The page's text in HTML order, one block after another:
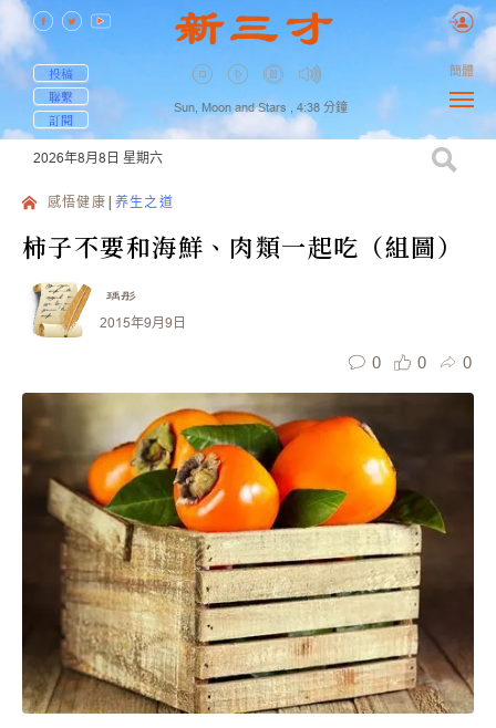
投稿
聯繫
訂閱
Sun, Moon and Stars , 4:38 分鐘
簡體
2026年8月8日 星期六
感悟健康 养生之道
柿子不要和海鮮、肉類一起吃（組圖）
瑀彤
2015年9月9日
0 0 0